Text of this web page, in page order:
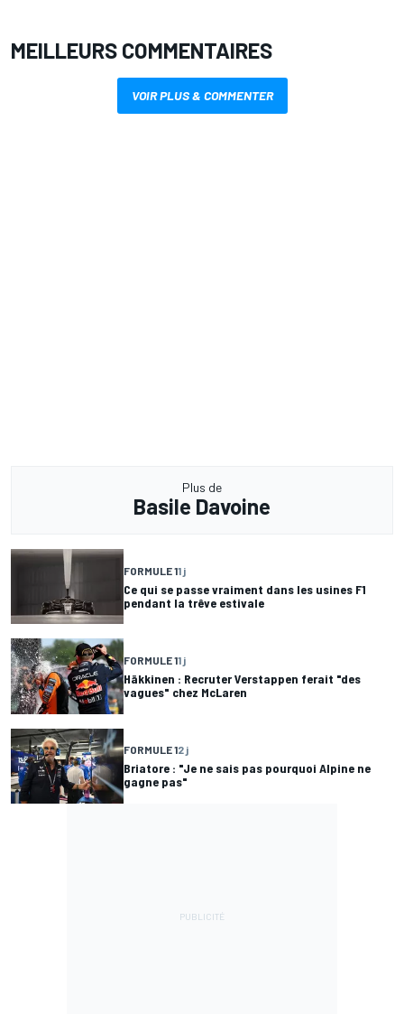
MEILLEURS COMMENTAIRES
VOIR PLUS & COMMENTER
Plus de
Basile Davoine
FORMULE 11 j
Ce qui se passe vraiment dans les usines F1
pendant la trêve estivale
FORMULE 11 j
Häkkinen : Recruter Verstappen ferait "des
vagues" chez McLaren
FORMULE 12 j
Briatore : "Je ne sais pas pourquoi Alpine ne
gagne pas"